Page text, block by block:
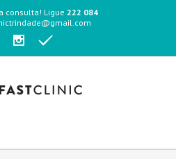
consulta! Ligue 222 084